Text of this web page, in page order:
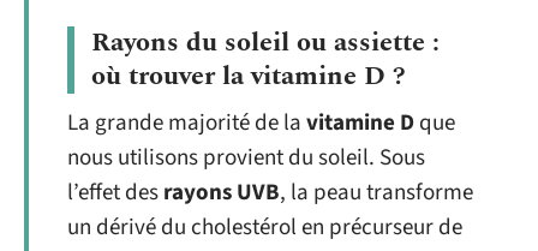
Rayons du soleil ou assiette :
où trouver la vitamine D ?
La grande majorité de lavitamine Dque
nous utilisons provient du soleil. Sous
l’effet desrayons UVB, la peau transforme
un dérivé du cholestérol en précurseur de